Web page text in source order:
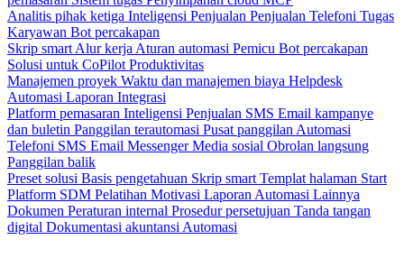
Analitis pihak ketiga Inteligensi Penjualan Penjualan Telefoni Tugas
Karyawan Bot percakapan
Skrip smart Alur kerja Aturan automasi Pemicu Bot percakapan
Solusi untuk CoPilot Produktivitas
Manajemen proyek Waktu dan manajemen biaya Helpdesk
Automasi Laporan Integrasi
Platform pemasaran Inteligensi Penjualan SMS Email kampanye
dan buletin Panggilan terautomasi Pusat panggilan Automasi
Telefoni SMS Email Messenger Media sosial Obrolan langsung
Panggilan balik
Preset solusi Basis pengetahuan Skrip smart Templat halaman Start
Platform SDM Pelatihan Motivasi Laporan Automasi Lainnya
Dokumen Peraturan internal Prosedur persetujuan Tanda tangan
digital Dokumentasi akuntansi Automasi